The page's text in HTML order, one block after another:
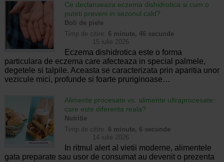
Ce declanseaza eczema dishidrotica si cum o
puteti preveni in sezonul cald?
Boli de piele
Timp de citire: 6 minute, 46 secunde
15 iulie 2026
Eczema dishidrotica este o forma
particulara de eczema care afecteaza in special palmele,
degetele si talpile. Aceasta se caracterizata prin aparitia unor
vezicule mici, profunde si foarte pruriginoase…
Alimente procesate vs. alimente ultraprocesate:
care este diferenta reala?
Nutritie
Timp de citire: 6 minute, 6 secunde
14 iulie 2026
In ritmul alert al vietii moderne, alimentele
gata preparate sau usor de consumat au devenit o prezenta